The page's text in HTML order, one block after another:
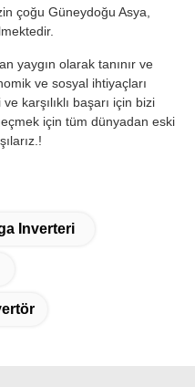
çoğu Güneydoğu Asya,
yaygın olarak tanınır ve
ve sosyal ihtiyaçları
karşılıklı başarı için bizi
için tüm dünyadan eski
Inverteri